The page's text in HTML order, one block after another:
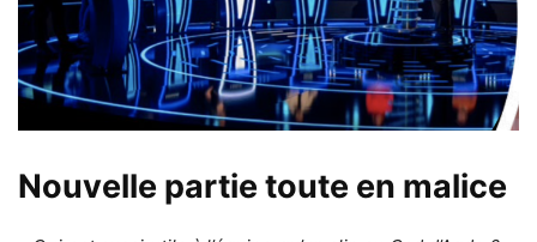
Nouvelle partie toute en malice